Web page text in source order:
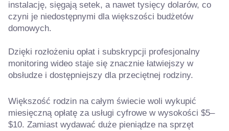
instalację, sięgają setek, a nawet tysięcy dolarów, co
czyni je niedostępnymi dla większości budżetów
domowych.
Dzięki rozłożeniu opłat i subskrypcji profesjonalny
monitoring wideo staje się znacznie łatwiejszy w
obsłudze i dostępniejszy dla przeciętnej rodziny.
Większość rodzin na całym świecie woli wykupić
miesięczną opłatę za usługi cyfrowe w wysokości $5–
$10. Zamiast wydawać duże pieniądze na sprzęt